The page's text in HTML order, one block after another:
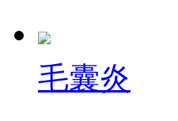
毛囊炎